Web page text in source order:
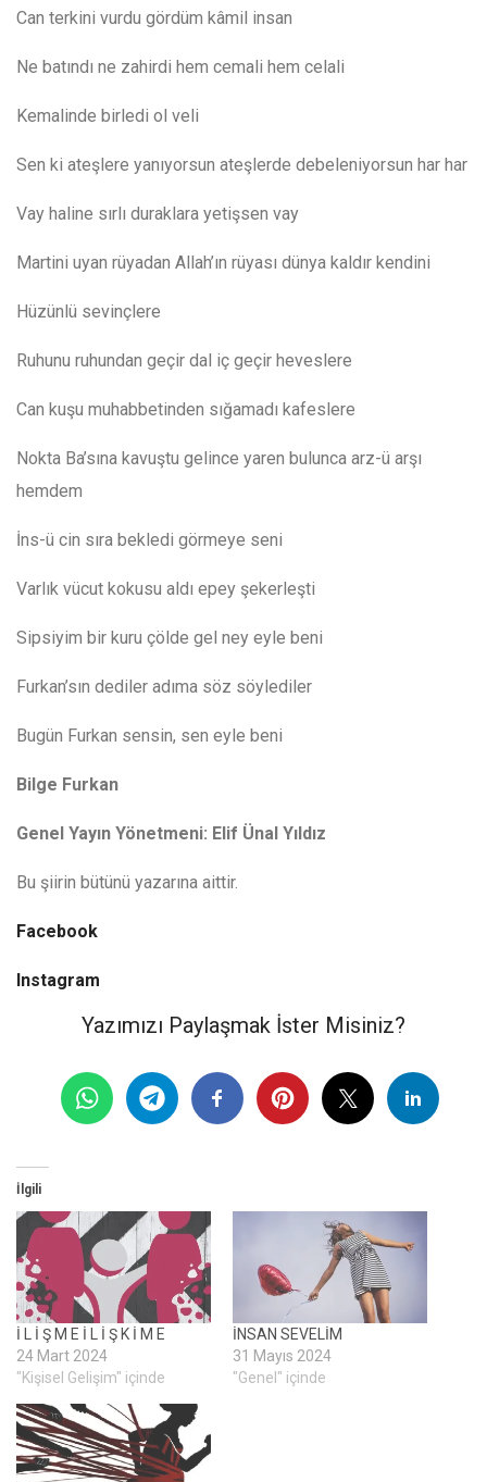
Can terkini vurdu gördüm kâmil insan
Ne batındı ne zahirdi hem cemali hem celali
Kemalinde birledi ol veli
Sen ki ateşlere yanıyorsun ateşlerde debeleniyorsun har har
Vay haline sırlı duraklara yetişsen vay
Martini uyan rüyadan A llah’ın rüyası dünya kaldır kendini
Hüzünlü sevinçlere
Ruhunu ruhundan geçir dal iç geçir heveslere
Can kuşu muhabbetinden sığamadı kafeslere
Nokta Ba’sına kavuştu gelince yaren bulunca arz-ü arşı
hemdem
İns-ü cin sıra bekledi görmeye seni
Varlık vücut kokusu aldı epey şekerleşti
Sipsiyim bir kuru çölde gel ney eyle beni
Furkan’sın dediler adıma söz söylediler
Bugün Furkan sensin, sen eyle beni
Bilge Furkan
Genel Yayın Yönetmeni: Elif Ünal Yıldız
Bu şiirin bütünü yazarına aittir.
Facebook
Instagram
Yazımızı Paylaşmak İster Misiniz?
İlgili
İ L İ Ş M E İ L İ Ş K İ M E
24 Mart 2024
"Kişisel Gelişim" içinde
İNSAN SEVELİM
31 Mayıs 2024
"Genel" içinde